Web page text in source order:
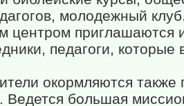
молодежный
центром приглашаются
педагоги, которые
окормляются также
большая